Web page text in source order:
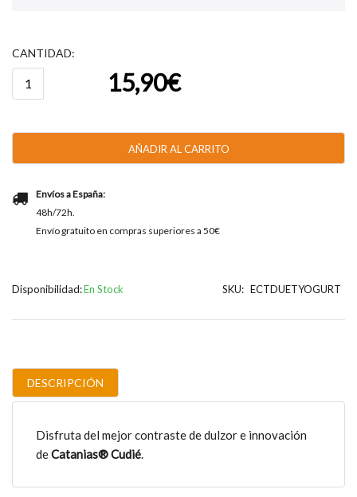
CANTIDAD:
Catanias®
Duet
-
y
250g
38u
aprox.
cantidad
15,90€
AÑADIR AL CARRITO
Envíos a España:
48h/72h.
Envío gratuito en compras superiores a 50€
Disponibilidad:En Stock SKU: ECTDUETYOGURT
DESCRIPCIÓN
Disfruta del mejor contraste de dulzor e innovación
deCatanias® Cudié.